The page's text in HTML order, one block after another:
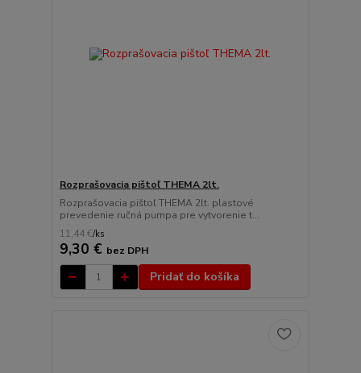
Rozprašovacia pištoľ THEMA 2lt.
Rozprašovacia pištoľ THEMA 2lt. plastové
prevedenie ručná pumpa pre vytvorenie t...
11,44 €/ks
9,30 € bez DPH
Pridať do košíka